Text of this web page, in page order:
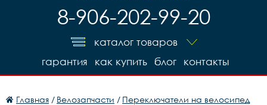
8-906-202-99-20
каталог товаров
контакты
блог
как купить
гарантия
Главная / Велозапчасти / Переключатели на велосипед